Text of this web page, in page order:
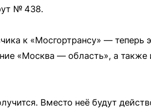
№ 438.
к «Мосгортрансу» — теперь
«Москва — область», а также
Вместо неё будут